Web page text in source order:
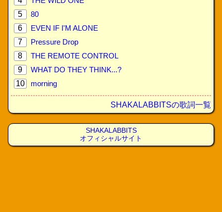
5
80
6
EVEN IF I'M ALONE
7
Pressure Drop
8
THE REMOTE CONTROL
9
WHAT DO THEY THINK...?
10
morning
SHAKALABBITSの歌詞一覧
SHAKALABBITS
オフィシャルサイト